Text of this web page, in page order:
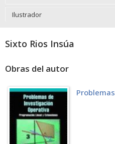
Ilustrador
Sixto Rios Insúa
Obras del autor